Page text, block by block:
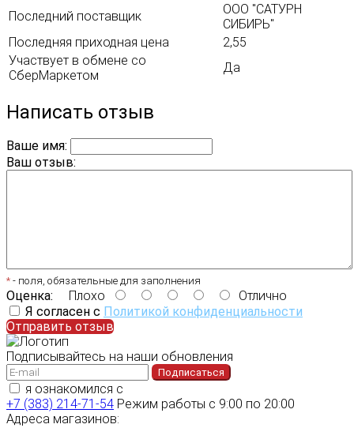
Последний поставщик
ООО "САТУРН
СИБИРЬ"
Последняя приходная цена
2,55
Участвует в обмене со
СберМаркетом
Да
Написать отзыв
Ваше имя:
Ваш отзыв:
* - поля, обязательные для заполнения
Оценка: Плохо
Отлично
Я согласен с Политикой конфиденциальности
Отправить отзыв
Подписывайтесь на наши обновления
Подписаться
я ознакомился с
+7 (383) 214-71-54 Режим работы с 9:00 по 20:00
Адреса магазинов: